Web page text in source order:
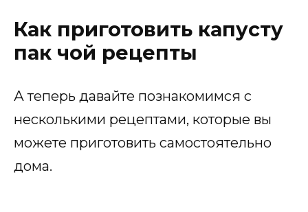
Как приготовить капусту
пак чой рецепты
А теперь давайте познакомимся с
несколькими рецептами, которые вы
можете приготовить самостоятельно
дома.